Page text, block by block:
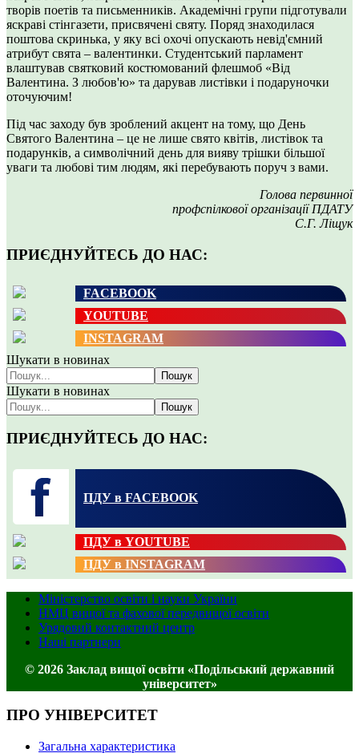
творів поетів та письменників. Академічні групи підготували
яскраві стінгазети, присвячені святу. Поряд знаходилася
поштова скринька, у яку всі охочі опускають невід'ємний
атрибут свята – валентинки. Студентський парламент
влаштував святковий костюмований флешмоб «Від
Валентина. З любов'ю» та дарував листівки і подаруночки
оточуючим!
Під час заходу був зроблений акцент на тому, що День
Святого Валентина – це не лише свято квітів, листівок та
подарунків, а символічний день для вияву трішки більшої
уваги та любові тим людям, які перебувають поруч з вами.
Голова первинної
профспілкової організації ПДАТУ
С.Г. Ліщук
ПРИЄДНУЙТЕСЬ ДО НАС:
FACEBOOK
YOUTUBE
INSTAGRAM
Шукати в новинах
Пошук
Шукати в новинах
Пошук
ПРИЄДНУЙТЕСЬ ДО НАС:
ПДУ в FACEBOOK
ПДУ в YOUTUBE
ПДУ в INSTAGRAM
Міністерство освіти і науки України
НМЦ вищої та фахової передвищої освіти
Урядовий контактний центр
Наші партнери
© 2026 Заклад вищої освіти «Подільський державний
університет»
ПРО УНІВЕРСИТЕТ
Загальна характеристика